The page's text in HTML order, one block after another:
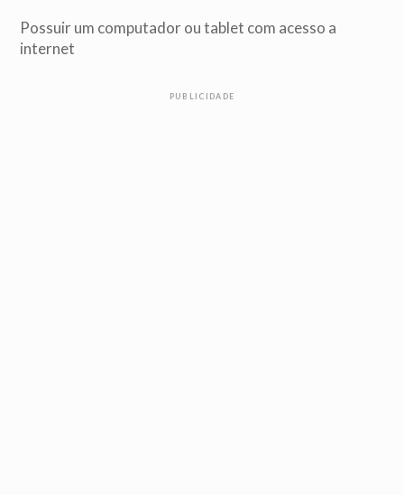
Possuir um computador ou tablet com acesso a
internet
PUBLICIDADE